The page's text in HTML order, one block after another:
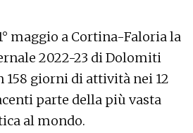
maggio a Cortina-Faloria la
2022-23 di Dolomiti
158 giorni di attività nei 12
parte della più vasta
al mondo.